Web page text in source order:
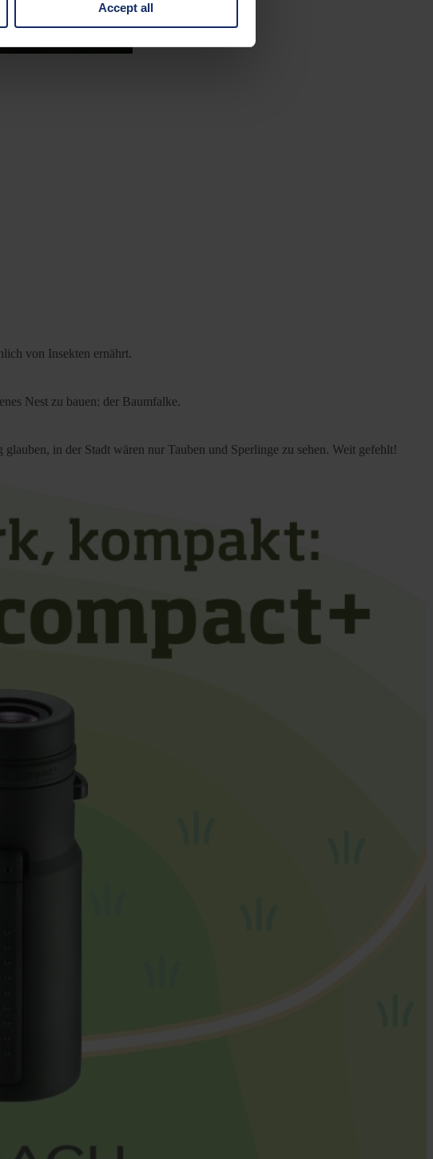
button or change your mind by clicking
Accept all
von Insekten ernährt.
Nest zu bauen: der Baumfalke.
in der Stadt wären nur Tauben und Sperlinge zu sehen. Weit gefehlt!